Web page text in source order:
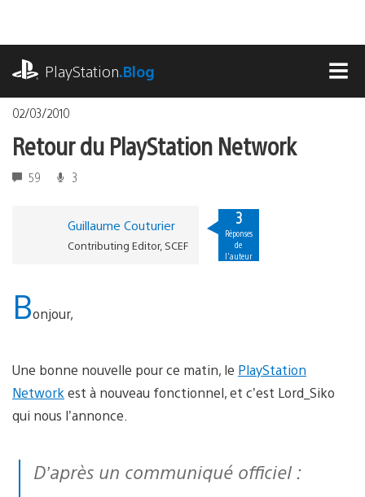
contenu
PlayStation.Blog
02/03/2010
Retour du PlayStation Network
59 3
Guillaume Couturier
Contributing Editor, SCEF
3
Réponses
de
l'auteur
Bonjour,
Une bonne nouvelle pour ce matin, le PlayStation
Network est à nouveau fonctionnel, et c’est Lord_Siko
qui nous l’annonce.
D’après un communiqué officiel :